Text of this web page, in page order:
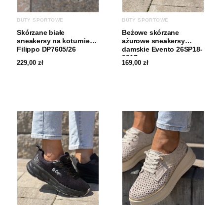
BUTY SPORTOWE
Skórzane białe
sneakersy na koturnie
Filippo DP7605/26
229,00zł
BUTY SPORTOWE
Beżowe skórzane
ażurowe sneakersy
damskie Evento 26SP18-
9817
169,00zł